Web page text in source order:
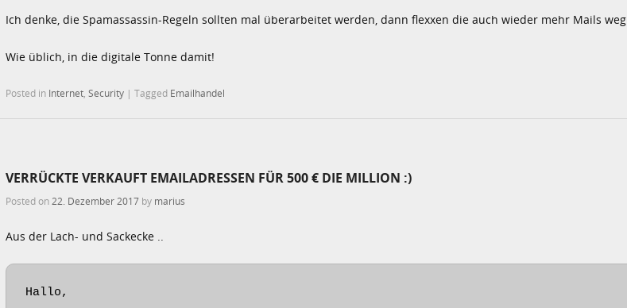
Ich denke, die Spamassassin-Regeln sollten mal überarbeitet werden, dann flexxen die auch wieder mehr Mails weg.
Wie üblich, in die digitale Tonne damit!
Posted in Internet Security | Tagged Emailhandel
VERRÜCKTE VERKAUFT EMAILADRESSEN FÜR 500 € DIE MILLION :)
Posted on 22. Dezember 2017 by marius
Aus der Lach- und Sackecke ..
Hallo,